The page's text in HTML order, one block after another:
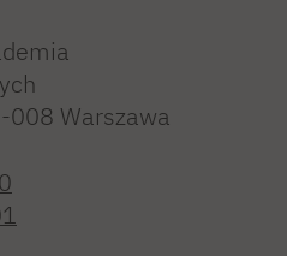
008 Warszawa